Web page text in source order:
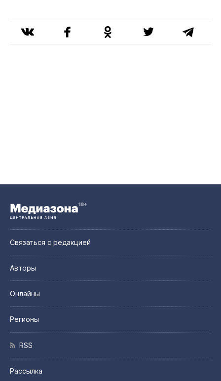
Связаться с редакцией
Авторы
Онлайны
Регионы
RSS
Рассылка